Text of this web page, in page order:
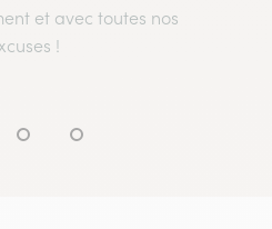
et avec toutes nos
!